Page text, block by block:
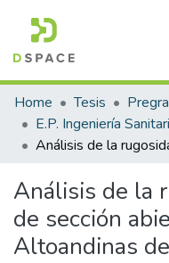
Communities &
All of DSpace
Statistics
Home Tesis
Análisis de la
de sección
Altoandinas